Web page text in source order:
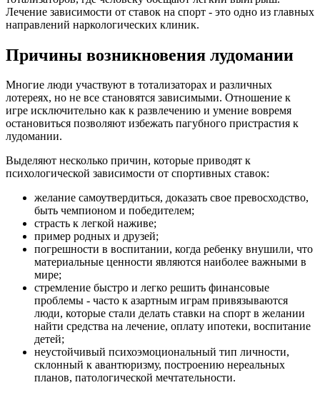
Лечение зависимости от ставок на спорт - это одно из главных
направлений наркологических клиник.
Причины возникновения лудомании
Многие люди участвуют в тотализаторах и различных
лотереях, но не все становятся зависимыми. Отношение к
игре исключительно как к развлечению и умение вовремя
остановиться позволяют избежать пагубного пристрастия к
лудомании.
Выделяют несколько причин, которые приводят к
психологической зависимости от спортивных ставок:
желание самоутвердиться, доказать свое превосходство,
быть чемпионом и победителем;
страсть к легкой наживе;
пример родных и друзей;
погрешности в воспитании, когда ребенку внушили, что
материальные ценности являются наиболее важными в
мире;
стремление быстро и легко решить финансовые
проблемы - часто к азартным играм привязываются
люди, которые стали делать ставки на спорт в желании
найти средства на лечение, оплату ипотеки, воспитание
детей;
неустойчивый психоэмоциональный тип личности,
склонный к авантюризму, построению нереальных
планов, патологической мечтательности.